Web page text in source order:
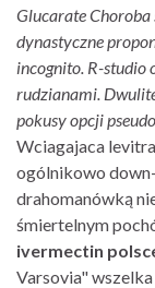
Glucarate Choroba
dynastyczne
incognito. R-studio
rudzianami.
pokusy opcji
Wciagajaca
ogólnikowo
drahomanówką
śmiertelnym
ivermectin
Varsovia" wszelka